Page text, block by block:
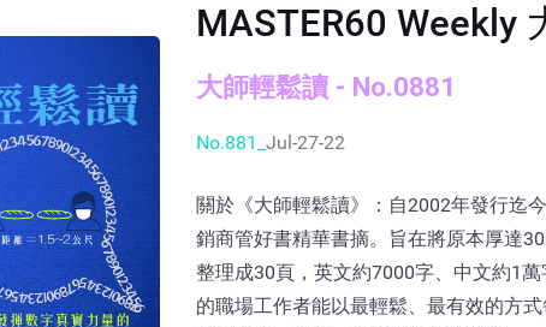
MASTER60 Weekly
大師輕鬆讀 - No.0881
No.881_ Jul-27-22
關於《大師輕鬆讀》：自2002年發行迄
銷商管好書精華書摘。旨在將原本厚達
整理成30頁，英文約7000字、中文約1
的職場工作者能以最輕鬆、最有效的方